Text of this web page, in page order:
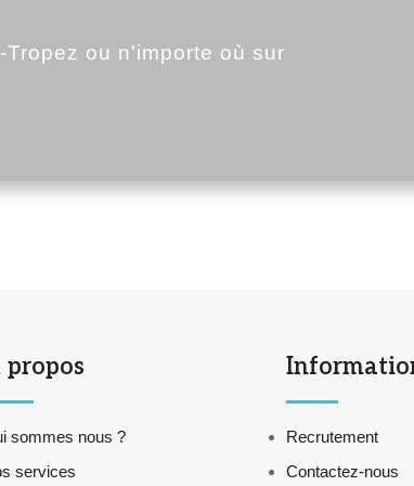
ou n'importe où sur
propos
sommes nous ?
services
Recrutement
Contactez-nous